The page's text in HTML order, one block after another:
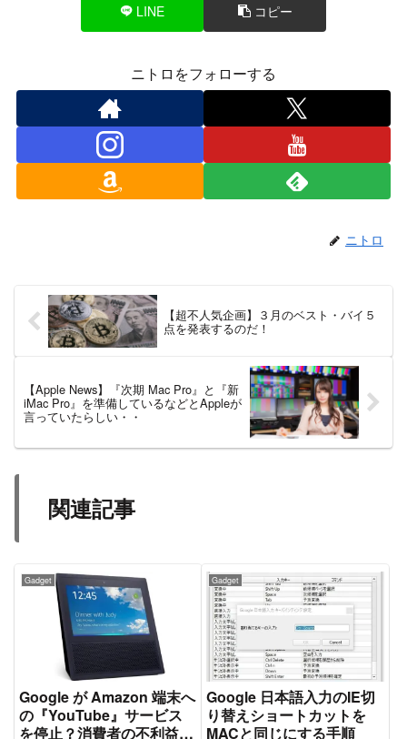
LINE コピー
ニトロをフォローする
ニトロ
【超不人気企画】３月のベスト・バイ５
点を発表するのだ！
【Apple News】『次期 Mac Pro』と『新
iMac Pro』を準備しているなどとAppleが
言っていたらしい・・
関連記事
Gadget
Google が Amazon 端末へ
の『YouTube』サービス
を停止？消費者の不利益に
Gadget
Google 日本語入力のIE切
り替えショートカットを
MACと同じにする手順